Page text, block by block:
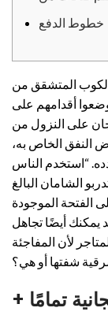
خطوط الدفع
المتشقق من
أقدامهم على
على النزول من
النفق الخاص به،
“استخدم الناس
الشامان البالغ
الفتحة الموجودة
يمكنك أيضًا تجاهل
لأن المفاجئة
شفتها أو هي؟
تمامًا